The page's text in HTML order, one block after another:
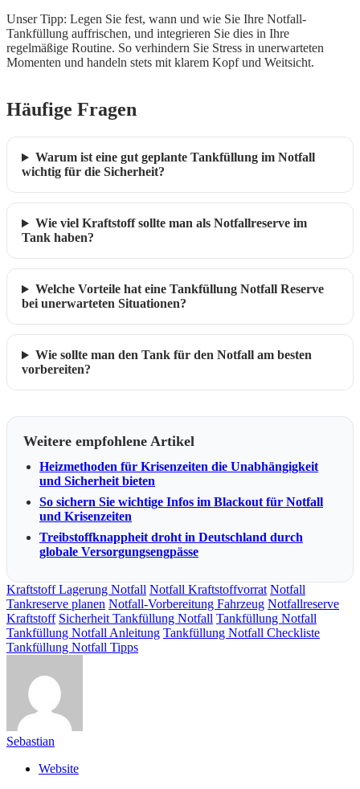
Unser Tipp: Legen Sie fest, wann und wie Sie Ihre Notfall-
Tankfüllung auffrischen, und integrieren Sie dies in Ihre
regelmäßige Routine. So verhindern Sie Stress in unerwarteten
Momenten und handeln stets mit klarem Kopf und Weitsicht.
Häufige Fragen
Warum ist eine gut geplante Tankfüllung im Notfall
wichtig für die Sicherheit?
Wie viel Kraftstoff sollte man als Notfallreserve im
Tank haben?
Welche Vorteile hat eine Tankfüllung Notfall Reserve
bei unerwarteten Situationen?
Wie sollte man den Tank für den Notfall am besten
vorbereiten?
Weitere empfohlene Artikel
Heizmethoden für Krisenzeiten die Unabhängigkeit
und Sicherheit bieten
So sichern Sie wichtige Infos im Blackout für Notfall
und Krisenzeiten
Treibstoffknappheit droht in Deutschland durch
globale Versorgungsengpässe
Kraftstoff Lagerung Notfall Notfall Kraftstoffvorrat Notfall
Tankreserve planen Notfall-Vorbereitung Fahrzeug Notfallreserve
Kraftstoff Sicherheit Tankfüllung Notfall Tankfüllung Notfall
Tankfüllung Notfall Anleitung Tankfüllung Notfall Checkliste
Tankfüllung Notfall Tipps
Sebastian
Website